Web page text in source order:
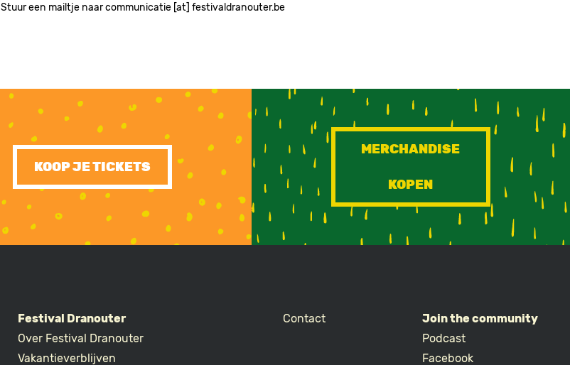
een mailtje naar communicatie [at] festivaldranouter.be
KOOP JE TICKETS
MERCHANDISE
KOPEN
Festival Dranouter
Over Festival Dranouter
Vakantieverblijven
Contact
Join the community
Podcast
Facebook